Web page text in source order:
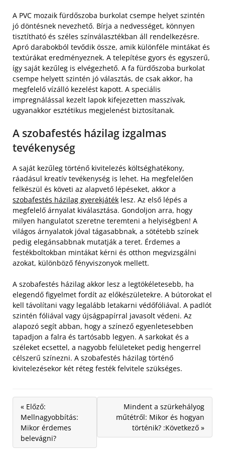
A PVC mozaik fürdőszoba burkolat csempe helyet szintén
jó döntésnek nevezhető. Bírja a nedvességet, könnyen
tisztítható és széles színválasztékban áll rendelkezésre.
Apró darabokból tevődik össze, amik különféle mintákat és
textúrákat eredményeznek. A telepítése gyors és egyszerű,
így saját kezűleg is elvégezhető. A fa fürdőszoba burkolat
csempe helyett szintén jó választás, de csak akkor, ha
megfelelő vízálló kezelést kapott. A speciális
impregnálással kezelt lapok kifejezetten masszívak,
ugyanakkor esztétikus megjelenést biztosítanak.
A szobafestés házilag izgalmas
tevékenység
A saját kezűleg történő kivitelezés költséghatékony,
ráadásul kreatív tevékenység is lehet. Ha megfelelően
felkészül és követi az alapvető lépéseket, akkor a
szobafestés házilag gyerekjáték lesz. Az első lépés a
megfelelő árnyalat kiválasztása. Gondoljon arra, hogy
milyen hangulatot szeretne teremteni a helyiségben! A
világos árnyalatok jóval tágasabbnak, a sötétebb színek
pedig elegánsabbnak mutatják a teret. Érdemes a
festékboltokban mintákat kérni és otthon megvizsgálni
azokat, különböző fényviszonyok mellett.
A szobafestés házilag akkor lesz a legtökéletesebb, ha
elegendő figyelmet fordít az előkészületekre. A bútorokat el
kell távolítani vagy legalább letakarni védőfóliával. A padlót
szintén fóliával vagy újságpapírral javasolt védeni. Az
alapozó segít abban, hogy a színező egyenletesebben
tapadjon a falra és tartósabb legyen. A sarkokat és a
széleket ecsettel, a nagyobb felületeket pedig hengerrel
célszerű színezni. A szobafestés házilag történő
kivitelezésekor két réteg festék felvitele szükséges.
« Előző:
Mellnagyobbítás:
Mikor érdemes
belevágni?
Mindent a szürkehályog
műtétről: Mikor és hogyan
történik? :Következő »